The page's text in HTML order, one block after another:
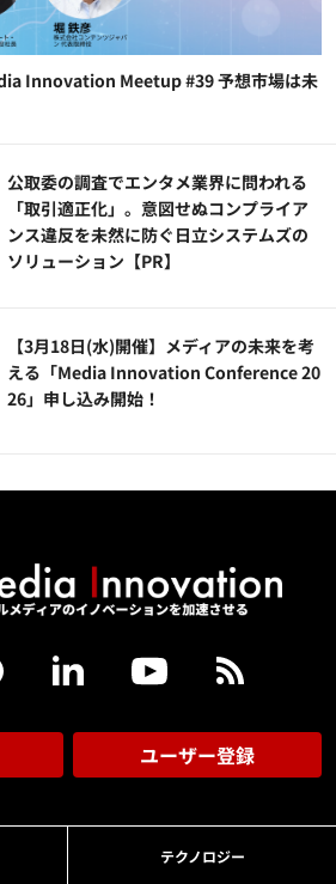
Innovation Meetup #39 予想市場は未
公​​取委の調査でエンタメ業界に問われる
「取引適正化」。意図せぬコンプライア
ンス違反を未然に防ぐ日立システムズの
ソリューション​【PR】
【3月18日(水)開催】メディアの未来を考
える「Media Innovation Conference 20
26」申し込み開始！
ユーザー登録
テクノロジー